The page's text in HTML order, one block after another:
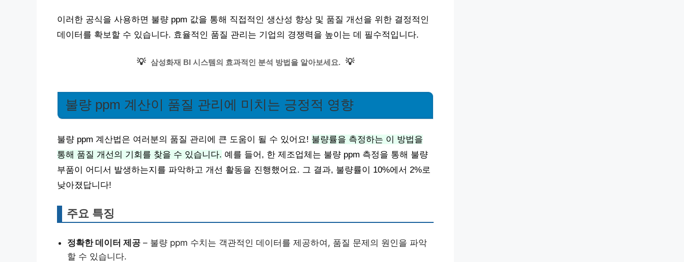
이러한 공식을 사용하면 불량 ppm 값을 통해 직접적인 생산성 향상 및 품질 개선을 위한 결정적인
데이터를 확보할 수 있습니다. 효율적인 품질 관리는 기업의 경쟁력을 높이는 데 필수적입니다.
💡 삼성화재 BI 시스템의 효과적인 분석 방법을 알아보세요. 💡
불량 ppm 계산이 품질 관리에 미치는 긍정적 영향
불량 ppm 계산법은 여러분의 품질 관리에 큰 도움이 될 수 있어요! 불량률을 측정하는 이 방법을
통해 품질 개선의 기회를 찾을 수 있습니다. 예를 들어, 한 제조업체는 불량 ppm 측정을 통해 불량
부품이 어디서 발생하는지를 파악하고 개선 활동을 진행했어요. 그 결과, 불량률이 10%에서 2%로
낮아졌답니다!
주요 특징
정확한 데이터 제공 – 불량 ppm 수치는 객관적인 데이터를 제공하여, 품질 문제의 원인을 파악
할 수 있습니다.